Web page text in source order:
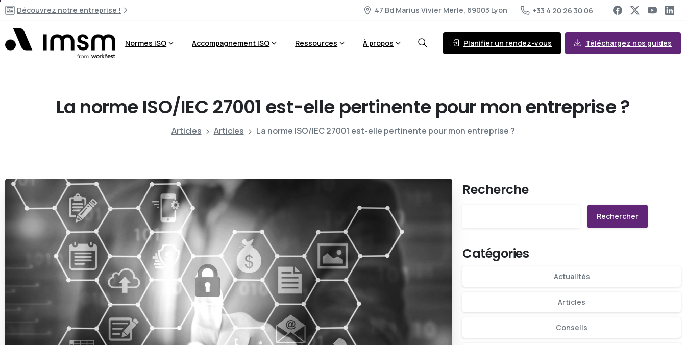
Découvrez notre entreprise ! 47 Bd Marius Vivier Merle, 69003 Lyon +33 4 20 26 30 06
Normes ISO Accompagnement ISO Ressources À propos Planifier un rendez-vous Téléchargez nos guides
La norme ISO/IEC27001 est-elle pertinente pour monentreprise?
Articles Articles La norme ISO/IEC 27001 est-elle pertinente pour mon entreprise ?
Recherche
Rechercher
Catégories
Actualités
Articles
Conseils